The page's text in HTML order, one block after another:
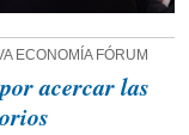
ECONOMÍA FÓRUM
acercar las